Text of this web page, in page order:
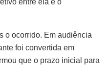
o ocorrido. Em audiência
foi convertida em
que o prazo inicial para